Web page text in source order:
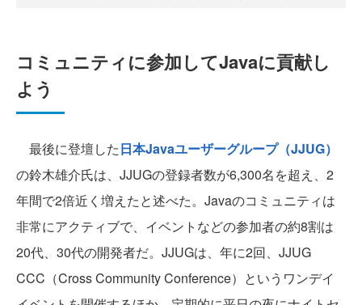
コミュニティに参加してJavaに貢献し
よう
最後に登壇した日本Javaユーザーグループ（JJUG）
の鈴木雄介氏は、JJUGの登録者数が6,300名を超え、2
年間で2倍近く増えたと述べた。Javaのコミュニティは
非常にアクティブで、イベントなどの参加者の約8割は
20代、30代の開発者だ。JJUGは、年に2回、JJUG
CCC（Cross Community Conference）というワンデイ